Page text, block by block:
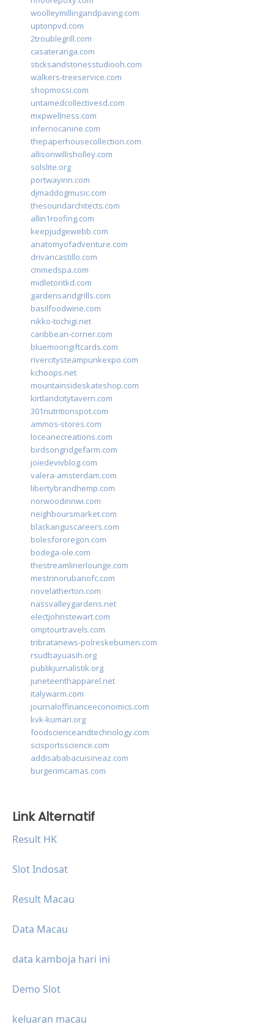
woolleymillingandpaving.com
uptonpvd.com
2troublegrill.com
casateranga.com
sticksandstonesstudiooh.com
walkers-treeservice.com
shopmossi.com
untamedcollectivesd.com
mxpwellness.com
infernocanine.com
thepaperhousecollection.com
allisonwillisholley.com
solslite.org
portwayinn.com
djmaddogmusic.com
thesoundarchitects.com
allin1roofing.com
keepjudgewebb.com
anatomyofadventure.com
drivancastillo.com
cmmedspa.com
midletontkd.com
gardensandgrills.com
basilfoodwine.com
nikko-tochigi.net
caribbean-corner.com
bluemoongiftcards.com
rivercitysteampunkexpo.com
kchoops.net
mountainsideskateshop.com
kirtlandcitytavern.com
301nutritionspot.com
ammos-stores.com
loceanecreations.com
birdsongridgefarm.com
joiedevivblog.com
valera-amsterdam.com
libertybrandhemp.com
norwoodinnwi.com
neighboursmarket.com
blackanguscareers.com
bolesfororegon.com
bodega-ole.com
thestreamlinerlounge.com
mestrinorubanofc.com
novelatherton.com
nassvalleygardens.net
electjohnstewart.com
omptourtravels.com
tribratanews-polreskebumen.com
rsudbayuasih.org
publikjurnalistik.org
juneteenthapparel.net
italywarm.com
journaloffinanceeconomics.com
kvk-kumari.org
foodscienceandtechnology.com
scisportsscience.com
addisababacuisineaz.com
burgerimcamas.com
Link Alternatif
Result HK
Slot Indosat
Result Macau
Data Macau
data kamboja hari ini
Demo Slot
keluaran macau